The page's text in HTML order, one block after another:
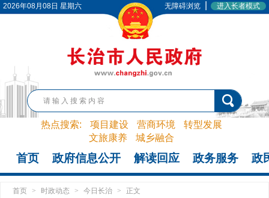
2026年08月08日 星期六 无障碍浏览 进入长者模式
热点搜索: 项目建设 营商环境
转型发展
文旅康养
城乡融合
首页 政府信息公开 解读回应 政务服务 政
首页 > 时政动态 > 今日长治 > 正文